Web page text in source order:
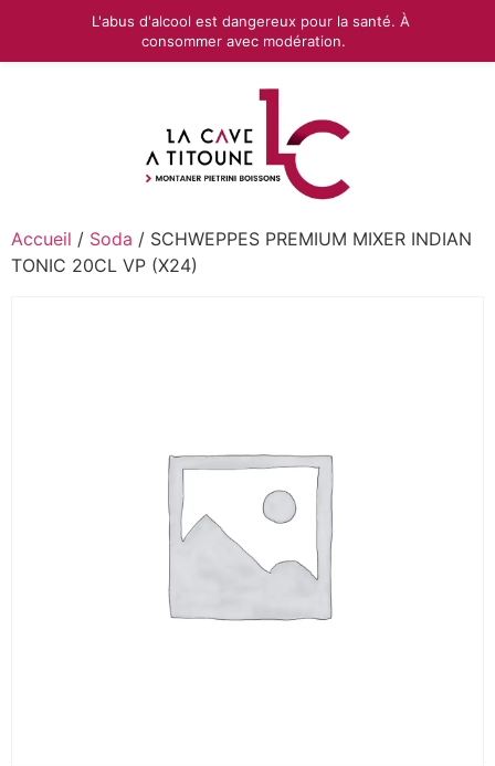
Accueil / Soda / SCHWEPPES PREMIUM MIXER INDIAN
TONIC 20CL VP (X24)
L'abus d'alcool est dangereux pour la santé. À
consommer avec modération.